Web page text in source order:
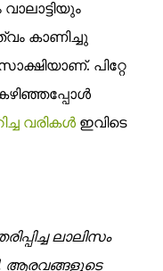
കാണിച്ചു
പിറ്റേ
വരികൾ ഇവിടെ
ലാലിസം
ആരവങ്ങളുടെ